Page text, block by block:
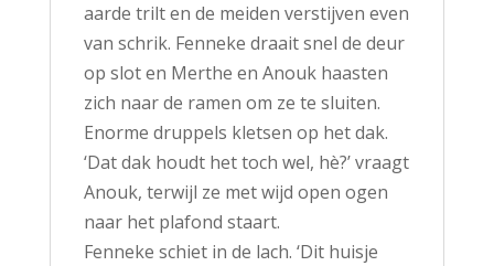
aarde trilt en de meiden verstijven even
van schrik. Fenneke draait snel de deur
op slot en Merthe en Anouk haasten
zich naar de ramen om ze te sluiten.
Enorme druppels kletsen op het dak.
‘Dat dak houdt het toch wel, hè?’ vraagt
Anouk, terwijl ze met wijd open ogen
naar het plafond staart.
Fenneke schiet in de lach. ‘Dit huisje